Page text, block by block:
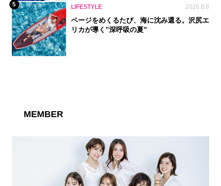
5 LIFESTYLE 2026.8.8
ページをめくるたび、海に沈み還る。沢尻エ
リカが導く‟深呼吸の夏”
MEMBER